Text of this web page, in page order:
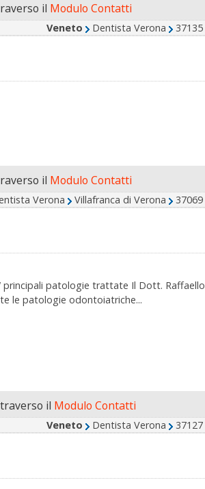
il Modulo Contatti
Veneto Dentista Verona 37135
il Modulo Contatti
Verona Villafranca di Verona 37069
patologie trattate Il Dott. Raffaello
le patologie odontoiatriche...
il Modulo Contatti
Veneto Dentista Verona 37127